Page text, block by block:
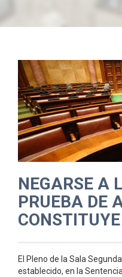
NEGARSE A
PRUEBA DE
El Pleno de la Sala
establecido, en la